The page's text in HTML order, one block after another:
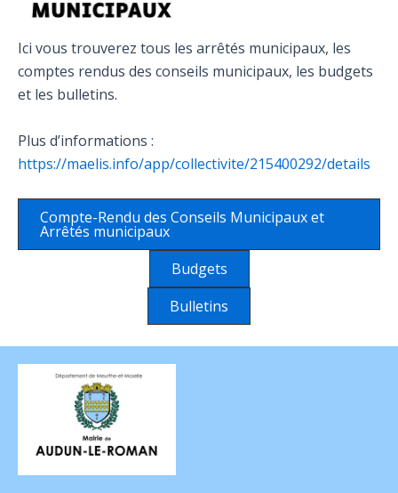
Ici vous trouverez tous les arrêtés municipaux, les
comptes rendus des conseils municipaux, les budgets
et les bulletins.
Plus d’informations :
https://maelis.info/app/collectivite/215400292/details
Compte-Rendu des Conseils Municipaux et
Arrêtés municipaux
Budgets
Bulletins